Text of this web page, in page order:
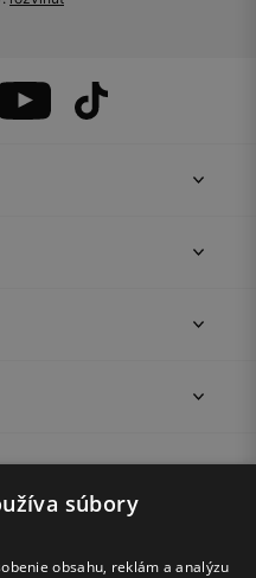
súbory
obsahu, reklám a analýzu